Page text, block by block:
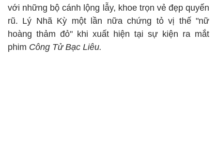
với những bộ cánh lộng lẫy, khoe trọn vẻ đẹp quyến
rũ. Lý Nhã Kỳ một lần nữa chứng tỏ vị thế "nữ
hoàng thảm đỏ" khi xuất hiện tại sự kiện ra mắt
phim Công Tử Bạc Liêu.